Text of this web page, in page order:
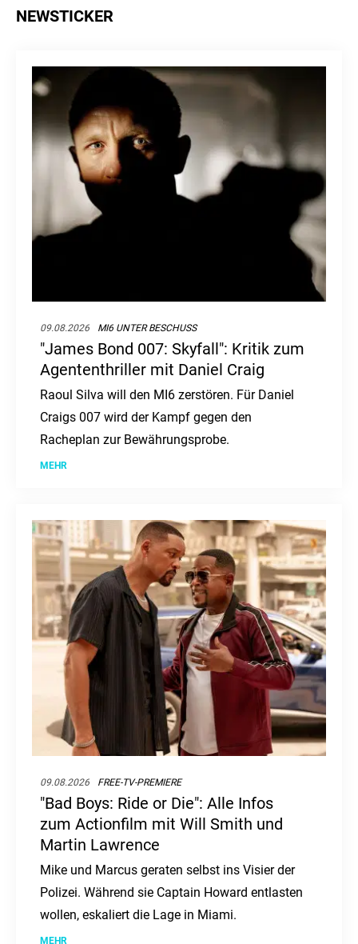
NEWSTICKER
09.08.2026 MI6 UNTER BESCHUSS
"James Bond 007: Skyfall": Kritik zum
Agententhriller mit Daniel Craig
Raoul Silva will den MI6 zerstören. Für Daniel
Craigs 007 wird der Kampf gegen den
Racheplan zur Bewährungsprobe.
MEHR
09.08.2026 FREE-TV-PREMIERE
"Bad Boys: Ride or Die": Alle Infos
zum Actionfilm mit Will Smith und
Martin Lawrence
Mike und Marcus geraten selbst ins Visier der
Polizei. Während sie Captain Howard entlasten
wollen, eskaliert die Lage in Miami.
MEHR